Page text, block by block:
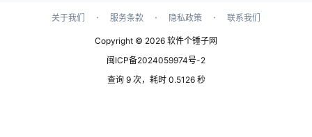
关于我们 · 服务条款 · 隐私政策 · 联系我们
Copyright © 2026 软件个锤子网
闽ICP备2024059974号-2
查询 9 次，耗时 0.5126 秒